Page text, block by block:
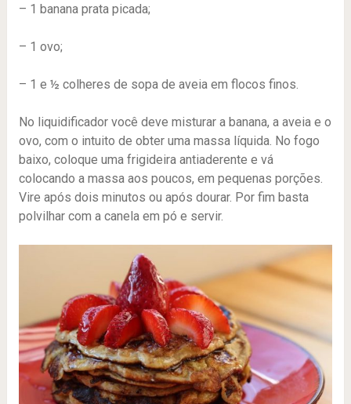
– 1 banana prata picada;
– 1 ovo;
– 1 e ½ colheres de sopa de aveia em flocos finos.
No liquidificador você deve misturar a banana, a aveia e o
ovo, com o intuito de obter uma massa líquida. No fogo
baixo, coloque uma frigideira antiaderente e vá
colocando a massa aos poucos, em pequenas porções.
Vire após dois minutos ou após dourar. Por fim basta
polvilhar com a canela em pó e servir.